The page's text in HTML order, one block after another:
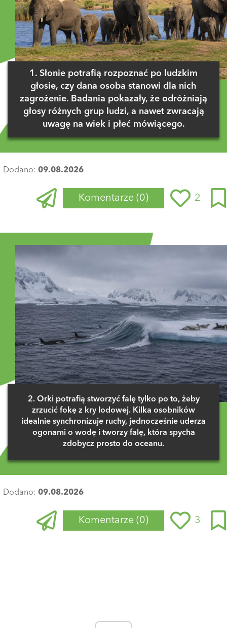
1. Słonie potrafią rozpoznać po ludzkim
głosie, czy dana osoba stanowi dla nich
zagrożenie. Badania pokazały, że odróżniają
głosy różnych grup ludzi, a nawet zwracają
uwagę na wiek i płeć mówiącego.
Dodano: 09.08.2026
Komentarze (0) 2
2. Orki potrafią stworzyć falę tylko po to, żeby
zrzucić fokę z kry lodowej. Kilka osobników
idealnie synchronizuje ruchy, jednocześnie uderza
ogonami o wodę i tworzy falę, która spycha
zdobycz prosto do oceanu.
Dodano: 09.08.2026
Komentarze (0) 3